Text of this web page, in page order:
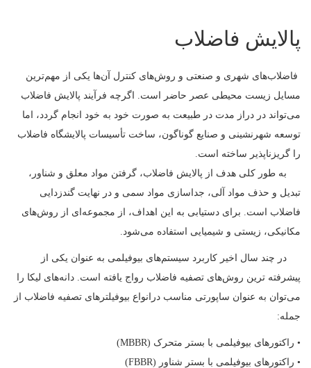
پالایش فاضلاب
فاضلاب‌های شهری و صنعتی و روش‌های کنترل آن‌ها یکی از مهم‌ترین
مسایل زیست محیطی عصر حاضر است. اگرچه فرآیند پالایش فاضلاب
می‌تواند در دراز مدت در طبیعت به صورت خود به خود انجام گردد، اما
توسعه شهرنشینی و صنایع گوناگون، ساخت تأسیسات پالایشگاه فاضلاب
را گریزناپذیر ساخته است.
به طور کلی هدف از پالایش فاضلاب، گرفتن مواد معلق و شناور،
تبدیل و حذف مواد آلی، جداسازی مواد سمی و در نهایت گندزدایی
فاضلاب است. برای دستیابی به این اهداف، از مجموعه‌ای از روش‌های
مکانیکی، زیستی و شیمیایی استفاده می‌شود.
در چند سال اخیر کاربرد سیستم‌های بیوفیلمی به عنوان یکی از
پیشرفته ترین روش‌های تصفیه فاضلاب رواج یافته است. دانه‌های لیکا را
می‌توان به عنوان ساپورتی مناسب درانواع بیوفیلترهای تصفیه فاضلاب از
جمله:
• راکتورهای بیوفیلمی با بستر متحرک (MBBR)
• راکتورهای بیوفیلمی با بستر شناور (FBBR)